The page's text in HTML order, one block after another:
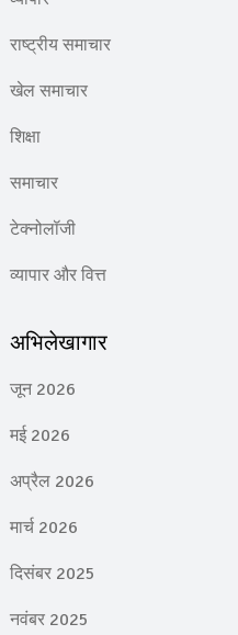
राष्ट्रीय समाचार
खेल समाचार
शिक्षा
समाचार
टेक्नोलॉजी
व्यापार और वित्त
अभिलेखागार
जून 2026
मई 2026
अप्रैल 2026
मार्च 2026
दिसंबर 2025
नवंबर 2025